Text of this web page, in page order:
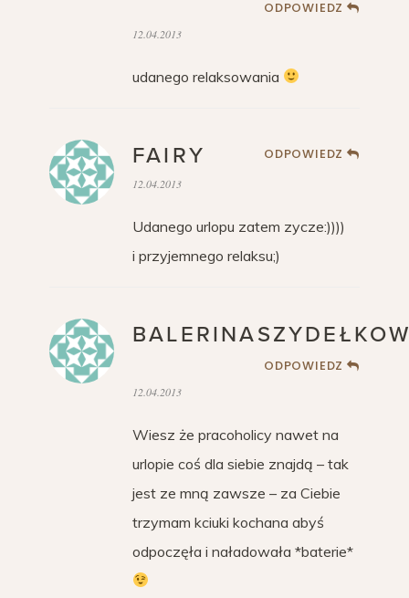
ODPOWIEDZ
12.04.2013
udanego relaksowania
FAIRY ODPOWIEDZ
12.04.2013
Udanego urlopu zatem zycze:))))
i przyjemnego relaksu;)
ODPOWIEDZ
12.04.2013
Wiesz że pracoholicy nawet na
urlopie coś dla siebie znajdą – tak
jest ze mną zawsze – za Ciebie
trzymam kciuki kochana abyś
odpoczęła i naładowała *baterie*